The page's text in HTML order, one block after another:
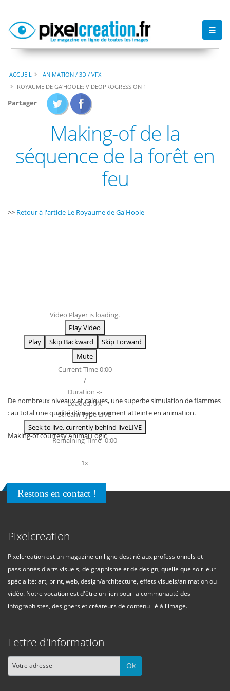
ACCUEIL
ANIMATION / 3D / VFX
ROYAUME DE GA'HOOLE: VIDEOPROGRESSION 1
Partager
Making-of de la
séquence de la forêt en
feu
>> Retour à l'article Le Royaume de Ga'Hoole
Video Player is loading.
Play Video
Play
Skip Backward
Skip Forward
Mute
Current Time0:00
/
Duration -:-
Loaded:0%
Stream TypeLIVE
Seek to live, currently behind liveLIVE
Remaining Time-0:00
1x
Chapters
Descriptions
Subtitles
subtitles settings, opens subtitles settings
dialog
subtitles off, selected
This is a modal window.
De nombreux niveaux et calques, une superbe simulation de flammes
: au total une qualité d'image rarement atteinte en animation.
Making-of courtesy Animal Logic
Restons en contact !
Pixelcreation
Pixelcreation est un magazine en ligne destiné aux professionnels et
passionnés d'arts visuels, de graphisme et de design, quelle que soit leur
spécialité: art, print, web, design/architecture, effets visuels/animation ou
vidéo. Notre vocation est d'être un lien pour la communauté des
infographistes, designers et créateurs de contenu lié à l'image.
Lettre d'information
Ok